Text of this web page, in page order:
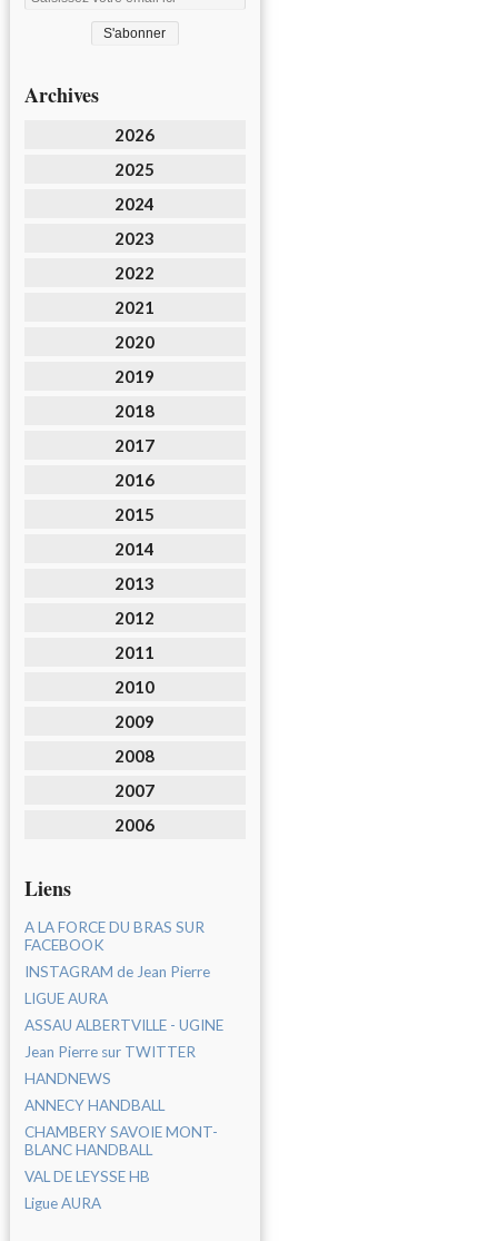
Archives
2026
2025
2024
2023
2022
2021
2020
2019
2018
2017
2016
2015
2014
2013
2012
2011
2010
2009
2008
2007
2006
Liens
A LA FORCE DU BRAS SUR
FACEBOOK
INSTAGRAM de Jean Pierre
LIGUE AURA
ASSAU ALBERTVILLE - UGINE
Jean Pierre sur TWITTER
HANDNEWS
ANNECY HANDBALL
CHAMBERY SAVOIE MONT-
BLANC HANDBALL
VAL DE LEYSSE HB
Ligue AURA